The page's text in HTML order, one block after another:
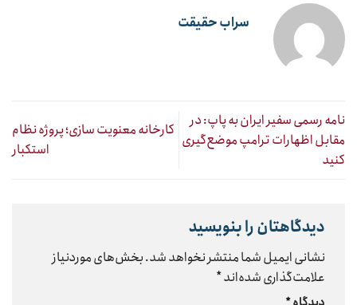
سراب حقیقت
نامه رسمی سفیر ایران به پاپ: در
مقابل اظهارات ترامپ موضع‌گیری
کنید
کارخانه معنویت سازی؛ پروژه نظام
استکبار
دیدگاهتان را بنویسید
نشانی ایمیل شما منتشر نخواهد شد.بخش‌های موردنیاز
علامت‌گذاری شده‌اند*